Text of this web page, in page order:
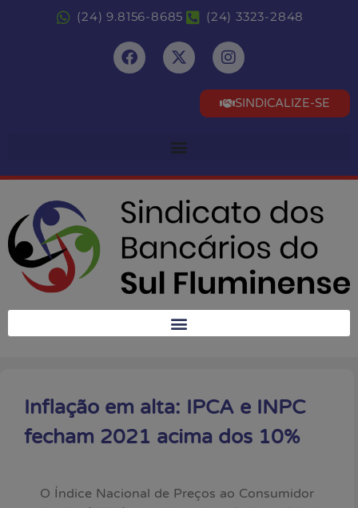
(24) 9.8156-8685 (24) 3323-2848
SINDICALIZE-SE
Inflação em alta: IPCA e INPC
fecham 2021 acima dos 10%
O Índice Nacional de Preços ao Consumidor